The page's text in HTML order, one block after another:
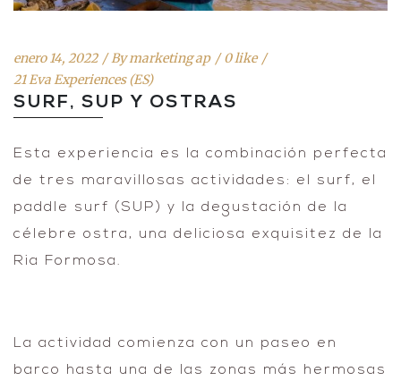
enero 14, 2022 Bymarketing ap
0 like
21 Eva Experiences (ES)
SURF, SUP Y OSTRAS
Esta experiencia es la combinación perfecta
de tres maravillosas actividades: el surf, el
paddle surf (SUP) y la degustación de la
célebre ostra, una deliciosa exquisitez de la
Ria Formosa.
La actividad comienza con un paseo en
barco hasta una de las zonas más hermosas